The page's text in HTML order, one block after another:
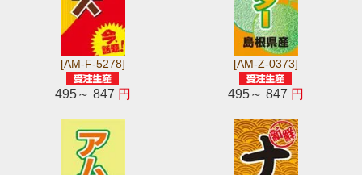
[AM-F-5278]
495～ 847 円
[AM-Z-0373]
495～ 847 円